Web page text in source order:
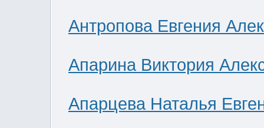
Антропова Евгения
Апарина Виктория
Апарцева Наталья